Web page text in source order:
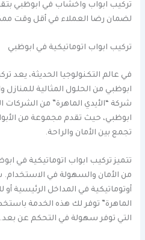
تركيب ابواب واخشاب في ابوظبي
لضمان رضا العملاء في أقل وقت
تركيب ابواب اتوماتيكية في ابوظبي
في عالم التكنولوجيا الحديثة، يعد
ابوظبي من الحلول المثالية
شركة “الأيدي الماهرة” من الشركات
ابوظبي، حيث تقدم مجموعة من
تجمع بين الأمان والراحة.
تتميز تركيب ابواب اتوماتيكية في
من الأمان والسهولة في الاستخدام.
أوتوماتيكية في المداخل الرئيسية أو
الماهرة” توفر لك هذه الخدمة
التي توفر سهولة في التحكم عن بعد.